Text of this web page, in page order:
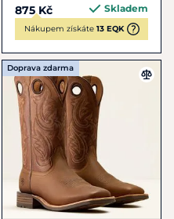
875 Kč Skladem
Nákupem získáte 13 EQK
Doprava zdarma